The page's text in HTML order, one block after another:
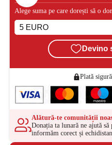
Alege suma pe care dorești să o
Devino
Plată
Alătură-te comunității
Donația ta lunară ne ajută
informăm corect și